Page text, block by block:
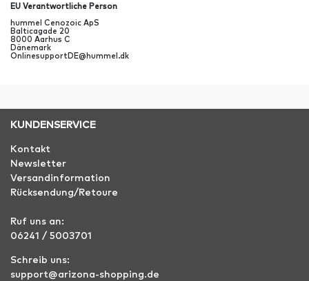
EU Verantwortliche Person
hummel Cenozoic ApS
Balticagade 20
8000 Aarhus C
Dänemark
OnlinesupportDE@hummel.dk
KUNDENSERVICE
Kontakt
Newsletter
Versandinformation
Rücksendung/Retoure
Ruf uns an:
06241 / 5003701
Schreib uns:
support@arizona-shopping.de